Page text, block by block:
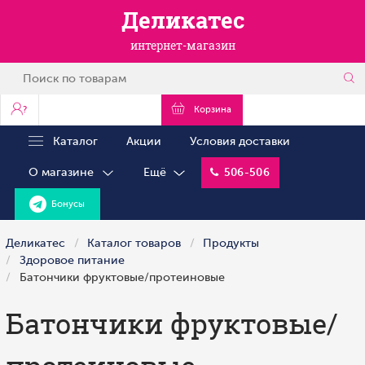
Деликатес
интернет-магазин
? Корзина
Каталог Акции Условия доставки
О магазине Ещё 506-506
Бонусы
Деликатес Каталог товаров
Продукты
Здоровое питание
Батончики фруктовые/протеиновые
Батончики фруктовые/